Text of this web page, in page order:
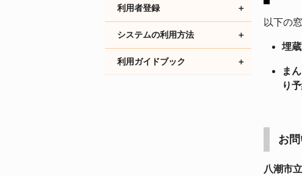
利用者登録
システムの利用方法
利用ガイドブック
以下の
埋
ま
り
お
八潮市